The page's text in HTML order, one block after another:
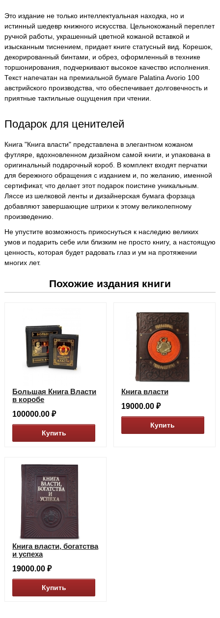
Это издание не только интеллектуальная находка, но и
истинный шедевр книжного искусства. Цельнокожаный переплет
ручной работы, украшенный цветной кожаной вставкой и
изысканным тиснением, придает книге статусный вид. Корешок,
декорированный бинтами, и обрез, оформленный в технике
торшонирования, подчеркивают высокое качество исполнения.
Текст напечатан на премиальной бумаге Palatina Avorio 100
австрийского производства, что обеспечивает долговечность и
приятные тактильные ощущения при чтении.
Подарок для ценителей
Книга "Книга власти" представлена в элегантном кожаном
футляре, вдохновленном дизайном самой книги, и упакована в
оригинальный подарочный короб. В комплект входят перчатки
для бережного обращения с изданием и, по желанию, именной
сертификат, что делает этот подарок поистине уникальным.
Ляссе из шелковой ленты и дизайнерская бумага форзаца
добавляют завершающие штрихи к этому великолепному
произведению.
Не упустите возможность прикоснуться к наследию великих
умов и подарить себе или близким не просто книгу, а настоящую
ценность, которая будет радовать глаз и ум на протяжении
многих лет.
Похожие издания книги
Большая Книга Власти
в коробе
100000.00 ₽
Купить
Книга власти
19000.00 ₽
Купить
Книга власти, богатства
и успеха
19000.00 ₽
Купить